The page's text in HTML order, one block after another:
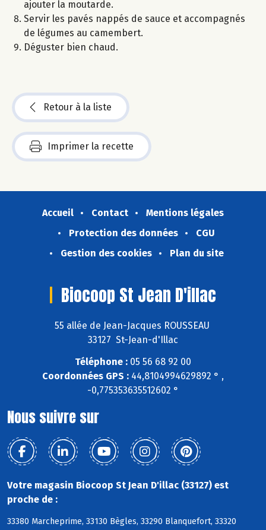
ajouter la moutarde.
Servir les pavés nappés de sauce et accompagnés
de légumes au camembert.
Déguster bien chaud.
Retour à la liste
Imprimer la recette
Accueil Contact
Mentions légales
Protection des données
CGU
Gestion des cookies
Plan du site
Biocoop St Jean D'illac
55 allée de Jean-Jacques ROUSSEAU
33127 St-Jean-d'Illac
Téléphone : 05 56 68 92 00
Coordonnées GPS : 44,8104994629892 ° ,
-0,775353635512602 °
Nous suivre sur
Votre magasin Biocoop St Jean D'illac (33127) est
proche de :
33380 Marcheprime, 33130 Bègles, 33290 Blanquefort, 33320